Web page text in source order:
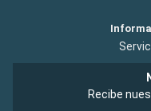
Recibe